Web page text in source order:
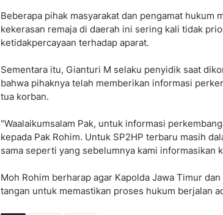
Beberapa pihak masyarakat dan pengamat hukum
kekerasan remaja di daerah ini sering kali tidak
ketidakpercayaan terhadap aparat.
Sementara itu, Gianturi M selaku penyidik saat
bahwa pihaknya telah memberikan informasi
tua korban.
"Waalaikumsalam Pak, untuk informasi
kepada Pak Rohim. Untuk SP2HP terbaru masih
sama seperti yang sebelumnya kami informasikan
Moh Rohim berharap agar Kapolda Jawa Timur
tangan untuk memastikan proses hukum berjalan